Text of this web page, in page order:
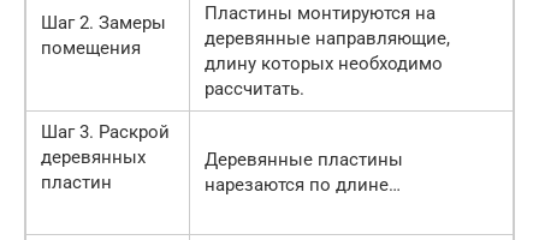
Шаг 2. Замеры
помещения
Пластины монтируются на
деревянные направляющие,
длину которых необходимо
рассчитать.
Шаг 3. Раскрой
деревянных
пластин
Деревянные пластины
нарезаются по длине…